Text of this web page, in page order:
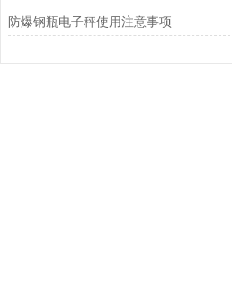
防爆钢瓶电子秤使用注意事项